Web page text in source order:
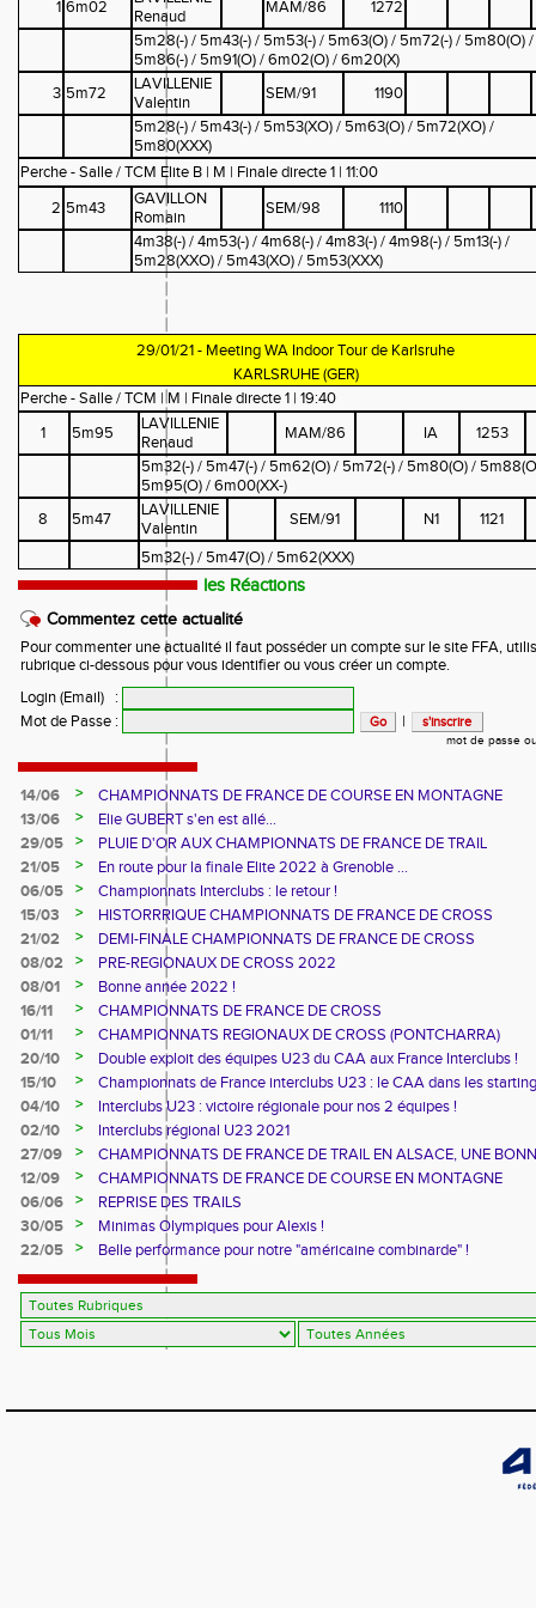
1 6m02
Renaud
MAM/86
1272
5m28(-) / 5m43(-) / 5m53(-) / 5m63(O) / 5m72(-) / 5m80(O) /
5m86(-) / 5m91(O) / 6m02(O) / 6m20(X)
3 5m72
LAVILLENIE
Valentin
SEM/91
1190
5m28(-) / 5m43(-) / 5m53(XO) / 5m63(O) / 5m72(XO) /
5m80(XXX)
Perche - Salle / TCM Elite B | M | Finale directe 1 | 11:00
2 5m43
GAVILLON
Romain
SEM/98
1110
4m38(-) / 4m53(-) / 4m68(-) / 4m83(-) / 4m98(-) / 5m13(-) /
5m28(XXO) / 5m43(XO) / 5m53(XXX)
29/01/21 - Meeting WA Indoor Tour de Karlsruhe
KARLSRUHE (GER)
Perche - Salle / TCM | M | Finale directe 1 | 19:40
1
5m95
LAVILLENIE
Renaud
MAM/86 IA
1253
5m32(-) / 5m47(-) / 5m62(O) / 5m72(-) / 5m80(O) /
5m95(O) / 6m00(XX-)
8
5m47
LAVILLENIE
Valentin
SEM/91 N1
1121
5m32(-) / 5m47(O) / 5m62(XXX)
les Réactions
Commentez cette actualité
Pour commenter une actualité il faut posséder un compte sur le site FFA,
rubrique ci-dessous pour vous identifier ou vous créer un compte.
Login (Email)
:
Mot de Passe : |
mot de passe
14/06 >
CHAMPIONNATS DE FRANCE DE COURSE EN MONTAGNE
13/06
>
Elie GUBERT s'en est allé...
29/05
>
PLUIE D'OR AUX CHAMPIONNATS DE FRANCE DE TRAIL
21/05
>
En route pour la finale Elite 2022 à Grenoble ...
06/05
>
Championnats Interclubs : le retour !
15/03
>
HISTORRRIQUE CHAMPIONNATS DE FRANCE DE CROSS
21/02
>
DEMI-FINALE CHAMPIONNATS DE FRANCE DE CROSS
08/02
>
PRE-REGIONAUX DE CROSS 2022
08/01
>
Bonne année 2022 !
16/11
>
CHAMPIONNATS DE FRANCE DE CROSS
01/11
>
CHAMPIONNATS REGIONAUX DE CROSS (PONTCHARRA)
20/10
>
Double exploit des équipes U23 du CAA aux France Interclubs !
15/10
>
Championnats de France interclubs U23 : le CAA dans les
blocks !
04/10 >
Interclubs U23 : victoire régionale pour nos 2 équipes !
02/10
>
Interclubs régional U23 2021
27/09
>
CHAMPIONNATS DE FRANCE DE TRAIL EN ALSACE, UNE
CUVEE
12/09 >
CHAMPIONNATS DE FRANCE DE COURSE EN MONTAGNE
06/06
>
REPRISE DES TRAILS
30/05
>
Minimas Olympiques pour Alexis !
22/05
> Belle performance pour notre "américaine combinarde" !